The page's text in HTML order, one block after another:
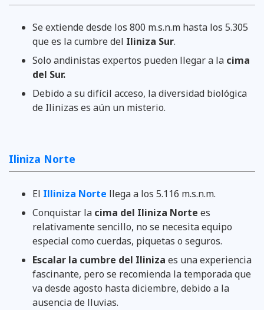
Se extiende desde los 800 m.s.n.m hasta los 5.305
que es la cumbre del Iliniza Sur.
Solo andinistas expertos pueden llegar a la cima
del Sur.
Debido a su difícil acceso, la diversidad biológica
de Ilinizas es aún un misterio.
Iliniza Norte
El Illiniza Norte llega a los 5.116 m.s.n.m.
Conquistar la cima del Iliniza Norte es
relativamente sencillo, no se necesita equipo
especial como cuerdas, piquetas o seguros.
Escalar la cumbre del Iliniza es una experiencia
fascinante, pero se recomienda la temporada que
va desde agosto hasta diciembre, debido a la
ausencia de lluvias.